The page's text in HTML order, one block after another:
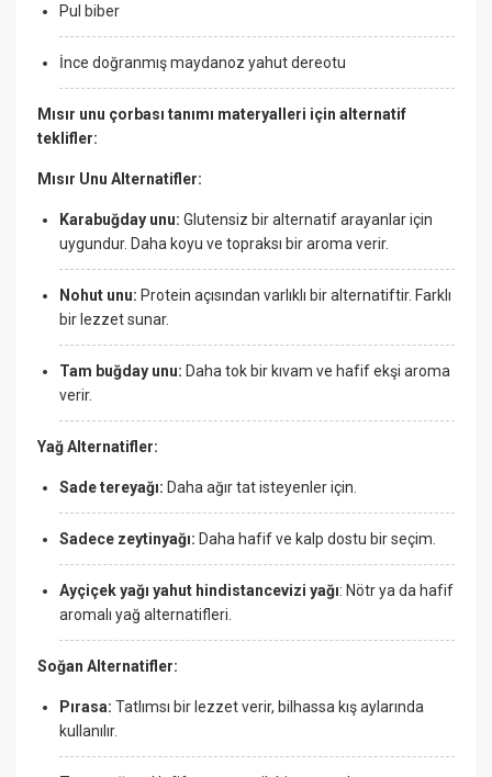
Pul biber
İnce doğranmış maydanoz yahut dereotu
Mısır unu çorbası tanımı materyalleri için alternatif
teklifler:
Mısır Unu Alternatifler:
Karabuğday unu:Glutensiz bir alternatif arayanlar için
uygundur. Daha koyu ve topraksı bir aroma verir.
Nohut unu: Protein açısından varlıklı bir alternatiftir. Farklı
bir lezzet sunar.
Tam buğday unu: Daha tok bir kıvam ve hafif ekşi aroma
verir.
Yağ Alternatifler:
Sade tereyağı: Daha ağır tat isteyenler için.
Sadece zeytinyağı: Daha hafif ve kalp dostu bir seçim.
Ayçiçek yağı yahut hindistancevizi yağı: Nötr ya da hafif
aromalı yağ alternatifleri.
Soğan Alternatifler:
Pırasa: Tatlımsı bir lezzet verir, bilhassa kış aylarında
kullanılır.